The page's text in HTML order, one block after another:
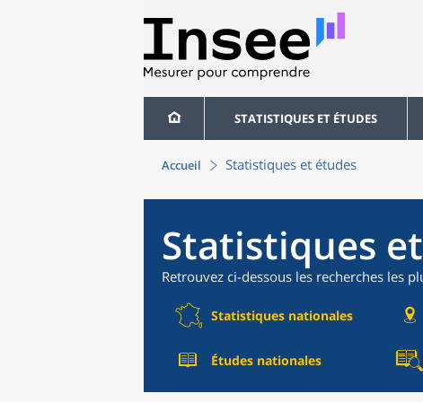
STATISTIQUES ET ÉTUDES
Accueil Statistiques et études
Statistiques
Retrouvez ci-dessous les recherches les
Statistiques nationales
Études nationales